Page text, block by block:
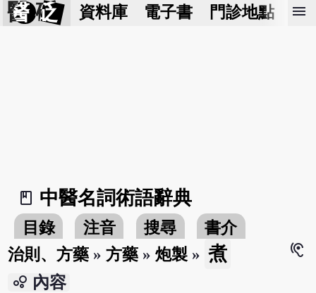
醫 砭 資料庫 電子書 門診地點 預
menu
book_2
中醫名詞術語辭典
目錄 注音 搜尋
書介
治則、方藥 »方藥 »炮製 » 煮
hearing
bubble_chart 內容